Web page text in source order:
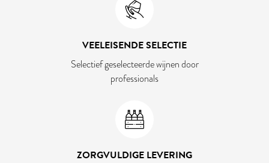
VEELEISENDE SELECTIE
Selectief geselecteerde wijnen door
professionals
ZORGVULDIGE LEVERING